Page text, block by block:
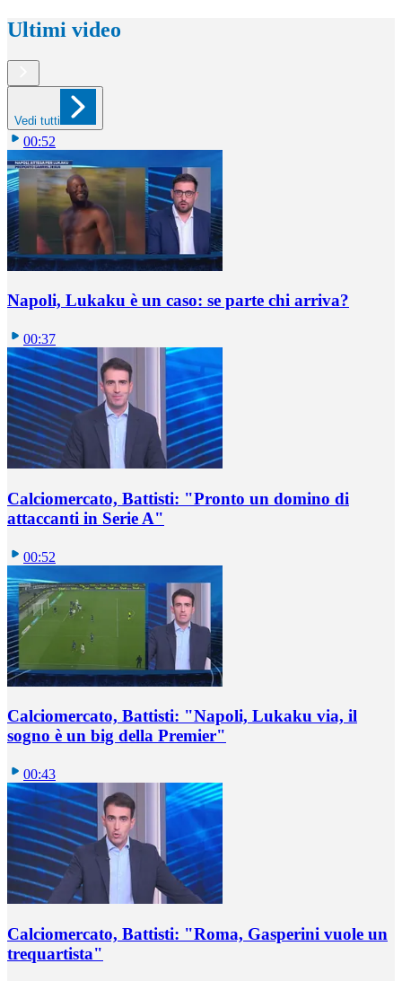
Ultimi video
Vedi tutti
00:52
Napoli, Lukaku è un caso: se parte chi arriva?
00:37
Calciomercato, Battisti: "Pronto un domino di
attaccanti in Serie A"
00:52
Calciomercato, Battisti: "Napoli, Lukaku via, il
sogno è un big della Premier"
00:43
Calciomercato, Battisti: "Roma, Gasperini vuole un
trequartista"